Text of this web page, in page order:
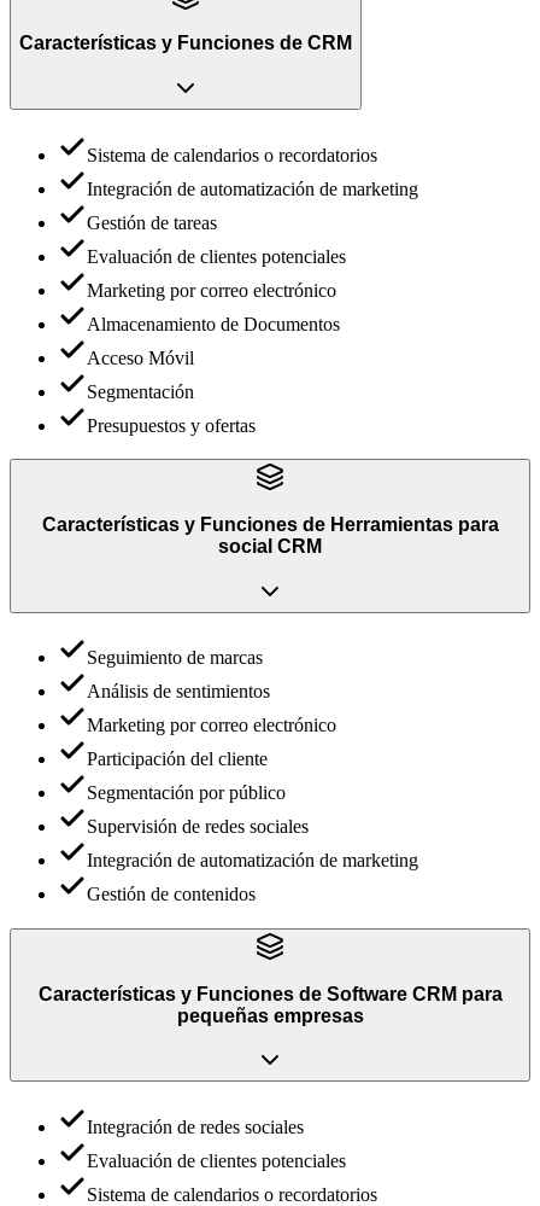
Características y Funciones de CRM
Sistema de calendarios o recordatorios
Integración de automatización de marketing
Gestión de tareas
Evaluación de clientes potenciales
Marketing por correo electrónico
Almacenamiento de Documentos
Acceso Móvil
Segmentación
Presupuestos y ofertas
Características y Funciones de Herramientas para
social CRM
Seguimiento de marcas
Análisis de sentimientos
Marketing por correo electrónico
Participación del cliente
Segmentación por público
Supervisión de redes sociales
Integración de automatización de marketing
Gestión de contenidos
Características y Funciones de Software CRM para
pequeñas empresas
Integración de redes sociales
Evaluación de clientes potenciales
Sistema de calendarios o recordatorios